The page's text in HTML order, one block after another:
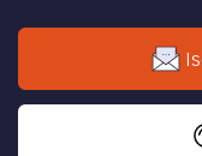
Riccardo Radi
DIRITTO /